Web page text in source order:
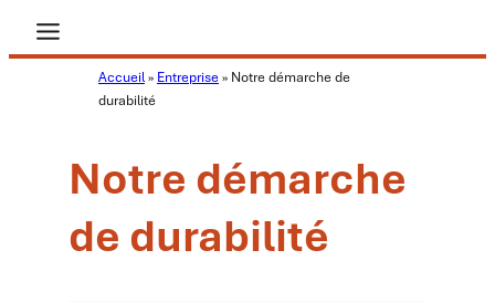
Aller
au
Accueil» Entreprise» Notre démarche de
durabilité
Notre démarche
de durabilité